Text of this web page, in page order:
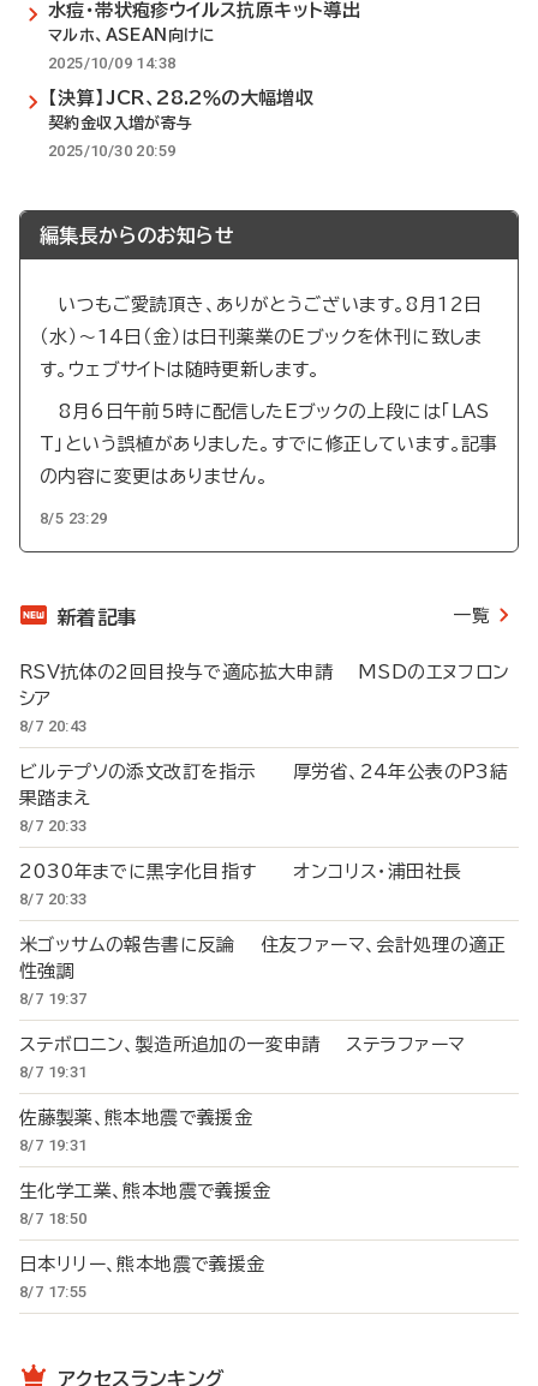
水痘・帯状疱疹ウイルス抗原キット導出
マルホ、ASEAN向けに
2025/10/09 14:38
【決算】JCR、28.2％の大幅増収
契約金収入増が寄与
2025/10/30 20:59
編集長からのお知らせ
いつもご愛読頂き、ありがとうございます。8月12日
（水）～14日（金）は日刊薬業のEブックを休刊に致しま
す。ウェブサイトは随時更新します。
8月6日午前5時に配信したEブックの上段には「LAS
T」という誤植がありました。すでに修正しています。記事
の内容に変更はありません。
8/5 23:29
新着記事 一覧
RSV抗体の2回目投与で適応拡大申請 MSDのエヌフロン
シア
8/7 20:43
ビルテプソの添文改訂を指示 厚労省、24年公表のP3結
果踏まえ
8/7 20:33
2030年までに黒字化目指す オンコリス・浦田社長
8/7 20:33
米ゴッサムの報告書に反論 住友ファーマ、会計処理の適正
性強調
8/7 19:37
ステボロニン、製造所追加の一変申請 ステラファーマ
8/7 19:31
佐藤製薬、熊本地震で義援金
8/7 19:31
生化学工業、熊本地震で義援金
8/7 18:50
日本リリー、熊本地震で義援金
8/7 17:55
アクセスランキング